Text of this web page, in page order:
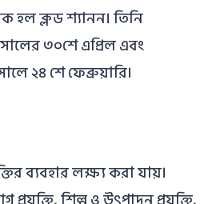
হল ক্লড শ্যানন। তিনি
৩০শে এপ্রিল এবং
২৪ শে ফেব্রুয়ারি।
ব্যবহার লক্ষ্য করা যায়।